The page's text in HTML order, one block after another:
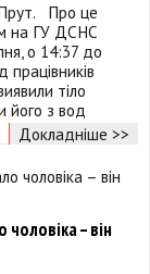
Прут. Про це
на ГУ ДСНС
о 14:37 до
тіло
його з вод
Докладніше >>
– він